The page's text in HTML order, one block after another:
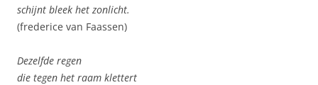
schijnt bleek het zonlicht.
(frederice van Faassen)
Dezelfde regen
die tegen het raam klettert